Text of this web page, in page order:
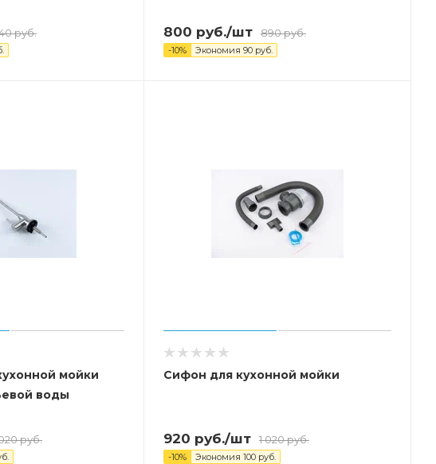
руб. 800 руб./шт 890руб.
-10% Экономия 90руб.
мойки
воды
руб.
Сифон для кухонной мойки
920 руб./шт 1 020руб.
-10% Экономия 100руб.